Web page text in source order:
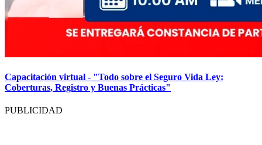
Capacitación virtual - "Todo sobre el Seguro Vida Ley:
Coberturas, Registro y Buenas Prácticas"
PUBLICIDAD